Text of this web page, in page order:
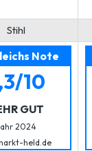
Stihl
Note
10
GUT
2024
held.de